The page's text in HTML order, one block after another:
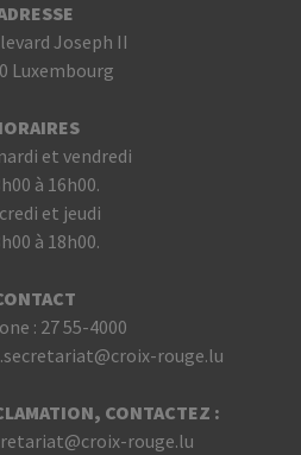
Joseph II
Luxembourg
et vendredi
à 16h00.
et jeudi
à 18h00.
: 27 55-4000
rouge.lu
CONTACTEZ :
rouge.lu